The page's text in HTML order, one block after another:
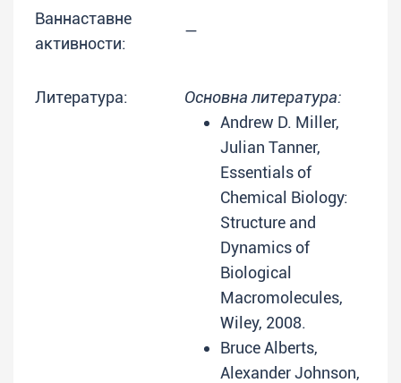
Ваннаставне
активности:
—
Литература:
Основна литература:
Andrew D. Miller,
Julian Tanner,
Essentials of
Chemical Biology:
Structure and
Dynamics of
Biological
Macromolecules,
Wiley, 2008.
Bruce Alberts,
Alexander Johnson,